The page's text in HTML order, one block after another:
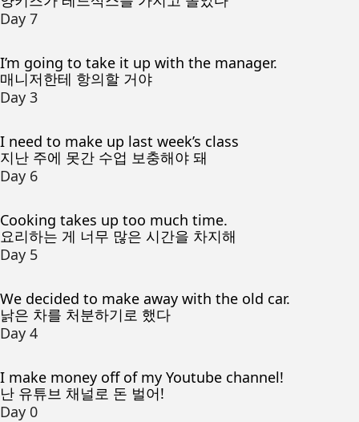
Day 7
I’m going to take it up with the manager.
매니저한테 항의할 거야
Day 3
I need to make up last week’s class
지난 주에 못간 수업 보충해야 돼
Day 6
Cooking takes up too much time.
요리하는 게 너무 많은 시간을 차지해
Day 5
We decided to make away with the old car.
낡은 차를 처분하기로 했다
Day 4
I make money off of my Youtube channel!
난 유튜브 채널로 돈 벌어!
Day 0